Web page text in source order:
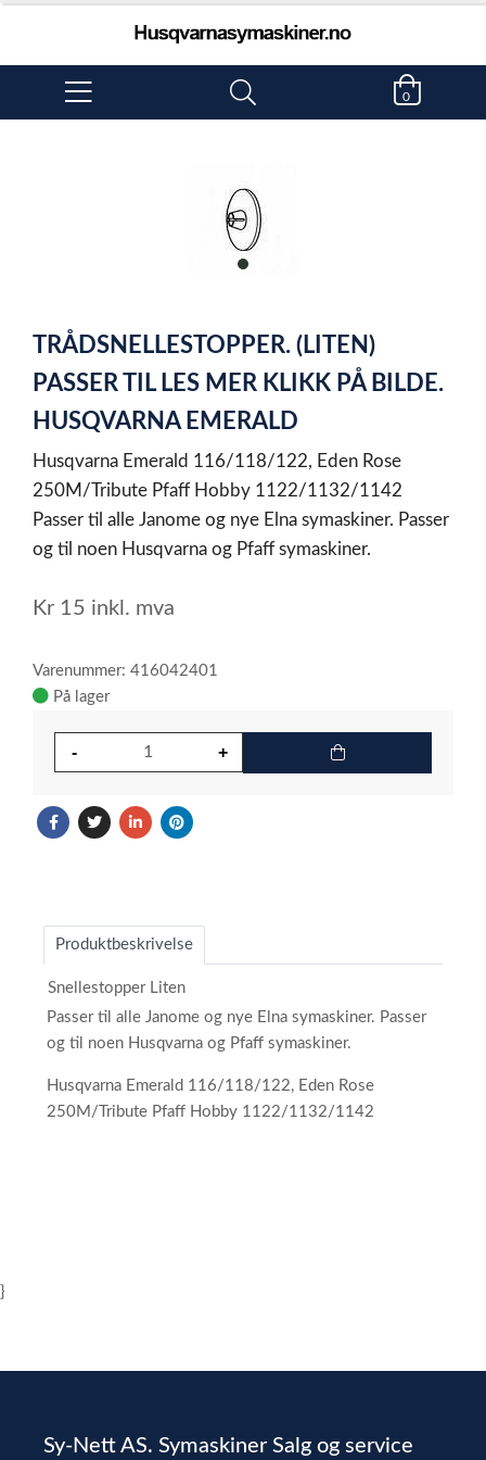
0
item
1
TRÅDSNELLESTOPPER. (LITEN)
PASSER TIL LES MER KLIKK PÅ BILDE.
HUSQVARNA EMERALD
Husqvarna Emerald 116/118/122, Eden Rose
250M/Tribute Pfaff Hobby 1122/1132/1142
Passer til alle Janome og nye Elna symaskiner. Passer
og til noen Husqvarna og Pfaff symaskiner.
Kr 15 inkl. mva
Varenummer: 416042401
På lager
Produktbeskrivelse
Snellestopper Liten
Passer til alle Janome og nye Elna symaskiner. Passer
og til noen Husqvarna og Pfaff symaskiner.
Husqvarna Emerald 116/118/122, Eden Rose
250M/Tribute Pfaff Hobby 1122/1132/1142
}
Sy-Nett AS. Symaskiner Salg og service